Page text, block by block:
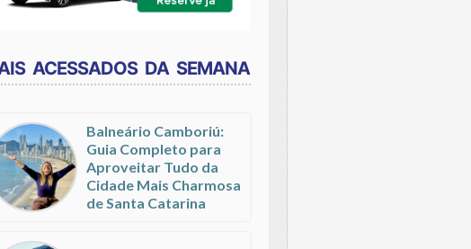
ACESSADOS DA SEMANA
Balneário Camboriú:
Guia Completo para
Aproveitar Tudo da
Cidade Mais Charmosa
de Santa Catarina